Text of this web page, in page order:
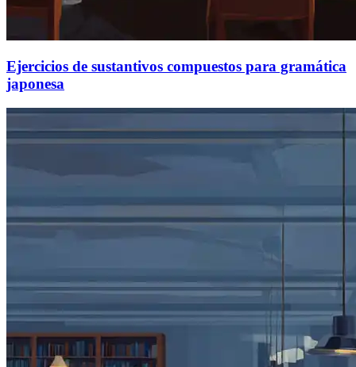
Ejercicios de sustantivos compuestos para gramática
japonesa